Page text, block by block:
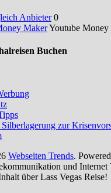
Anbieter0
MakerYoutube Money
Buchen
zur
Webseiten Trends.
und Internet
über Lass Vegas Reise!